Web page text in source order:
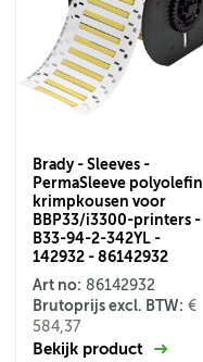
Brady - Sleeves -
PermaSleeve polyolefin
krimpkousen voor
BBP33/i3300-printers -
B33-94-2-342YL -
142932 - 86142932
Art no: 86142932
Brutoprijs excl. BTW: €
584,37
Bekijk product